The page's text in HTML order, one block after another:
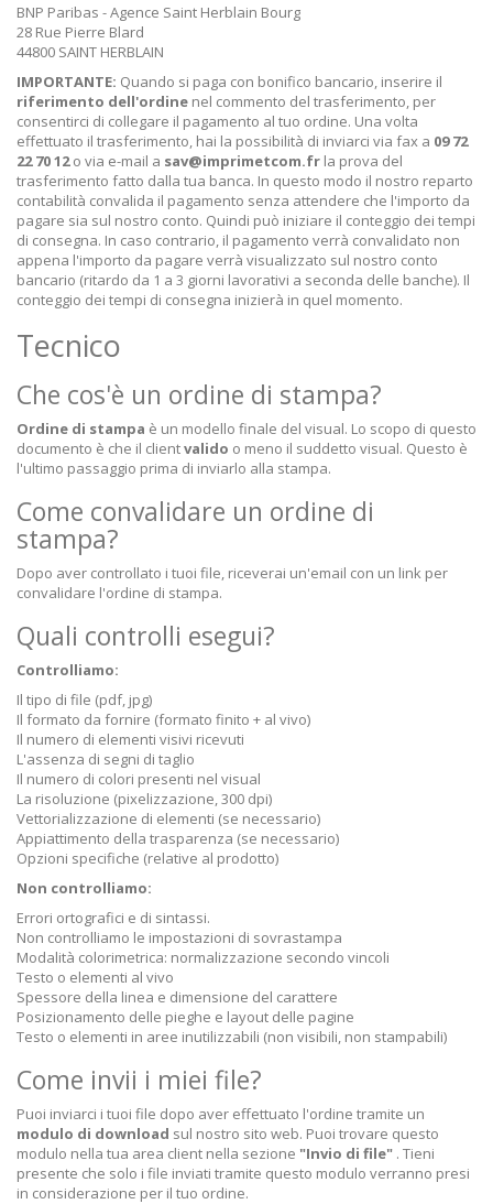
BNP Paribas - Agence Saint Herblain Bourg
28 Rue Pierre Blard
44800 SAINT HERBLAIN
IMPORTANTE: Quando si paga con bonifico bancario, inserire il
riferimento dell'ordine nel commento del trasferimento, per
consentirci di collegare il pagamento al tuo ordine. Una volta
effettuato il trasferimento, hai la possibilità di inviarci via fax a 09 72
22 70 12o via e-mail a sav@imprimetcom.fr la prova del
trasferimento fatto dalla tua banca. In questo modo il nostro reparto
contabilità convalida il pagamento senza attendere che l'importo da
pagare sia sul nostro conto. Quindi può iniziare il conteggio dei tempi
di consegna. In caso contrario, il pagamento verrà convalidato non
appena l'importo da pagare verrà visualizzato sul nostro conto
bancario (ritardo da 1 a 3 giorni lavorativi a seconda delle banche). Il
conteggio dei tempi di consegna inizierà in quel momento.
Tecnico
Che cos'è un ordine di stampa?
Ordine di stampa è un modello finale del visual. Lo scopo di questo
documento è che il clientvalido o meno il suddetto visual. Questo è
l'ultimo passaggio prima di inviarlo alla stampa.
Come convalidare un ordine di
stampa?
Dopo aver controllato i tuoi file, riceverai un'email con un link per
convalidare l'ordine di stampa.
Quali controlli esegui?
Controlliamo:
Il tipo di file (pdf, jpg)
Il formato da fornire (formato finito + al vivo)
Il numero di elementi visivi ricevuti
L'assenza di segni di taglio
Il numero di colori presenti nel visual
La risoluzione (pixelizzazione, 300 dpi)
Vettorializzazione di elementi (se necessario)
Appiattimento della trasparenza (se necessario)
Opzioni specifiche (relative al prodotto)
Non controlliamo:
Errori ortografici e di sintassi.
Non controlliamo le impostazioni di sovrastampa
Modalità colorimetrica: normalizzazione secondo vincoli
Testo o elementi al vivo
Spessore della linea e dimensione del carattere
Posizionamento delle pieghe e layout delle pagine
Testo o elementi in aree inutilizzabili (non visibili, non stampabili)
Come invii i miei file?
Puoi inviarci i tuoi file dopo aver effettuato l'ordine tramite un
modulo di download sul nostro sito web. Puoi trovare questo
modulo nella tua area client nella sezione "Invio di file" . Tieni
presente che solo i file inviati tramite questo modulo verranno presi
in considerazione per il tuo ordine.